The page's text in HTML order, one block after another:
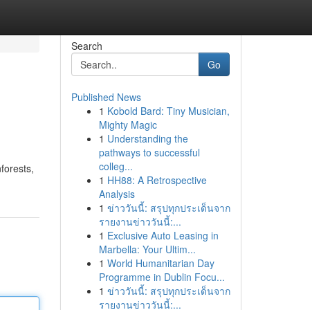
Search
Go
Published News
1 Kobold Bard: Tiny Musician,
Mighty Magic
1 Understanding the
pathways to successful
colleg...
1 HH88: A Retrospective
Analysis
1 ข่าววันนี้: สรุปทุกประเด็นจาก
รายงานข่าววันนี้:...
1 Exclusive Auto Leasing in
Marbella: Your Ultim...
1 World Humanitarian Day
Programme in Dublin Focu...
1 ข่าววันนี้: สรุปทุกประเด็นจาก
รายงานข่าววันนี้:...